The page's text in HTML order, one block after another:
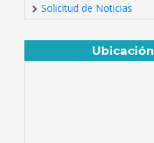
Solicitud de Noticias
Ubicación